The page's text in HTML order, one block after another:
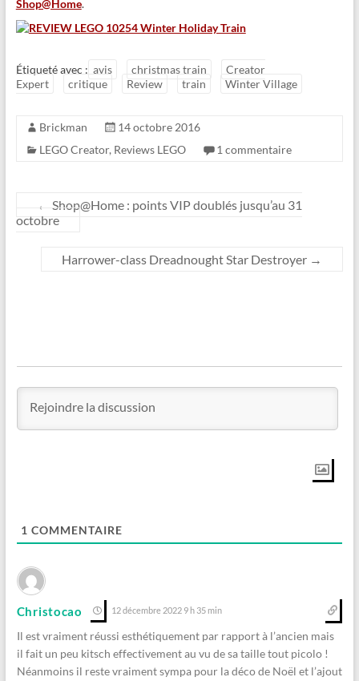
Shop@Home.
Étiqueté avec : avis christmas train
Creator
Expert
critique Review train Winter Village
Brickman
14 octobre 2016
LEGO Creator, Reviews LEGO 1 commentaire
←
Shop@Home : points VIP doublés jusqu’au 31
octobre
Harrower-class Dreadnought Star Destroyer →
1 COMMENTAIRE
Christocao 12 décembre 2022 9 h 35 min
Il est vraiment réussi esthétiquement par rapport à l’ancien mais
il fait un peu kitsch effectivement au vu de sa taille tout picolo !
Néanmoins il reste vraiment sympa pour la déco de Noël et l’ajout